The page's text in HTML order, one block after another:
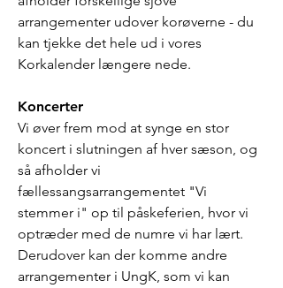
arrangementer udover korøverne - du
kan tjekke det hele ud i vores
Korkalender længere nede.
Koncerter
Vi øver frem mod at synge en stor
koncert i slutningen af hver sæson, og
så afholder vi
fællessangsarrangementet "Vi
stemmer i" op til påskeferien, hvor vi
optræder med de numre vi har lært.
Derudover kan der komme andre
arrangementer i UngK, som vi kan